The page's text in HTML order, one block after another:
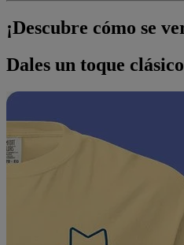
¡Descubre cómo se
Dales un toque